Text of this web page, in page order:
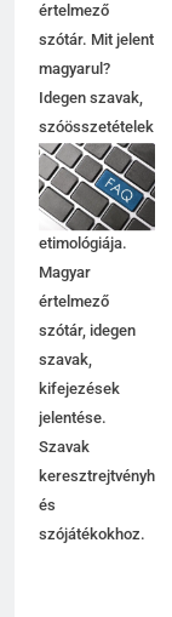
értelmező
szótár. Mit jelent
magyarul?
Idegen szavak,
szóösszetételek
jelentése,
magyarázata,
használata,
etimológiája.
Magyar
értelmező
szótár, idegen
szavak,
kifejezések
jelentése.
Szavak
keresztrejtvényhez
és
szójátékokhoz.
6
7
8